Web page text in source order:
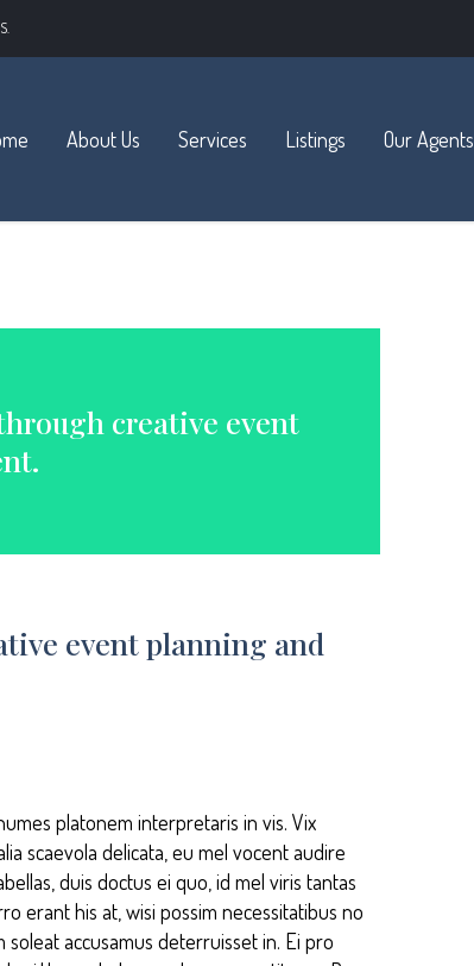
About Us Services Listings
Advanced Search
Our Agents
planning and management.
creative event
event planning and
platonem interpretaris in vis. Vix
scaevola delicata, eu mel vocent audire
duis doctus ei quo, id mel viris tantas
erant his at, wisi possim necessitatibus no
soleat accusamus deterruisset in. Ei pro